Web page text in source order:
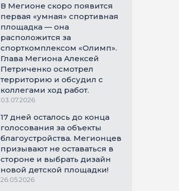
В Мегионе скоро появится
первая «умная» спортивная
площадка — она
расположится за
спорткомплексом «Олимп».
Глава Мегиона Алексей
Петриченко осмотрел
территорию и обсудил с
коллегами ход работ.
03.07.2026
17 дней осталось до конца
голосования за объекты
благоустройства. Мегионцев
призывают не оставаться в
стороне и выбрать дизайн
новой детской площадки!
26.05.2026